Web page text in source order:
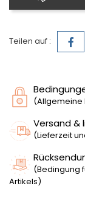
Teilen auf :
(Allgemeine
Versand &
(Lieferzeit
(Bedingung
Artikels)